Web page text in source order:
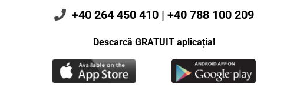
+40 264 450 410 | +40 788 100 209
Descarcă GRATUIT aplicația!